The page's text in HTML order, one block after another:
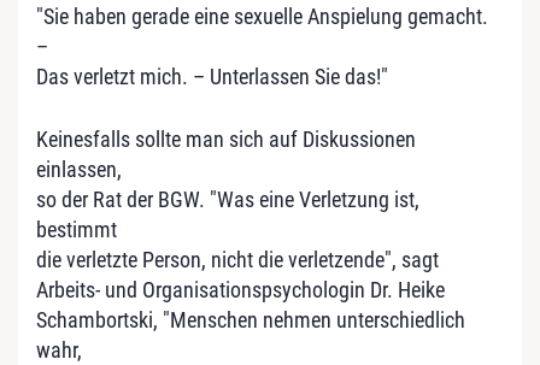
"Sie haben gerade eine sexuelle Anspielung gemacht.
–
Das verletzt mich. – Unterlassen Sie das!"
Keinesfalls sollte man sich auf Diskussionen
einlassen,
so der Rat der BGW. "Was eine Verletzung ist,
bestimmt
die verletzte Person, nicht die verletzende", sagt
Arbeits- und Organisationspsychologin Dr. Heike
Schambortski, "Menschen nehmen unterschiedlich
wahr,